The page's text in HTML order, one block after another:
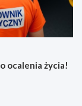
ocalenia życia!